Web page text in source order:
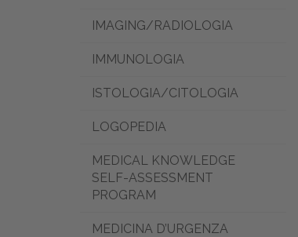
IMAGING/RADIOLOGIA
IMMUNOLOGIA
ISTOLOGIA/CITOLOGIA
LOGOPEDIA
MEDICAL KNOWLEDGE
SELF-ASSESSMENT
PROGRAM
MEDICINA D’URGENZA